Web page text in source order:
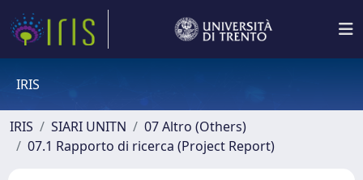
IRIS
IRIS SIARI UNITN
07 Altro (Others)
07.1 Rapporto di ricerca (Project Report)